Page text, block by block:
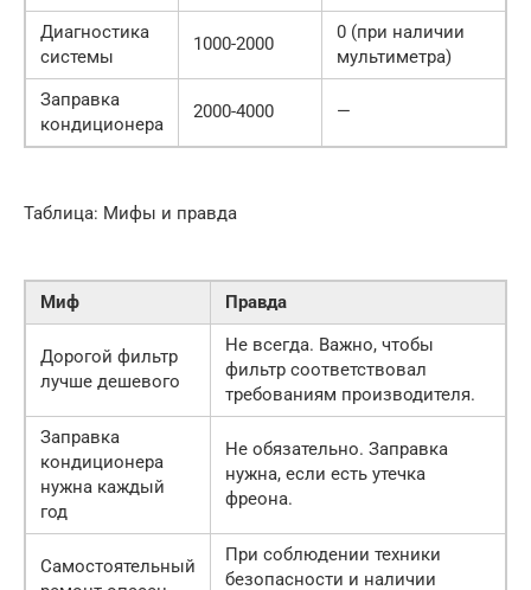
Диагностика
системы
1000-2000
0 (при наличии
мультиметра)
Заправка
кондиционера
2000-4000 —
Таблица: Мифы и правда
Миф Правда
Дорогой фильтр
лучше дешевого
Не всегда. Важно, чтобы
фильтр соответствовал
требованиям производителя.
Заправка
кондиционера
нужна каждый
год
Не обязательно. Заправка
нужна, если есть утечка
фреона.
Самостоятельный
При соблюдении техники
безопасности и наличии